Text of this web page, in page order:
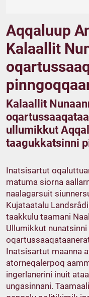
Aqqaluup
Kalaallit
Kalaallit
ullumikkut
taagukkatsinni
Inatsisartut
matuma siorna
naalagarsuit
Kujataatalu
taakkulu taamani
Ullumikkut
Inatsisartut maanna
atorneqalerpoq
ingerlanerini inuit
ungasinnani.